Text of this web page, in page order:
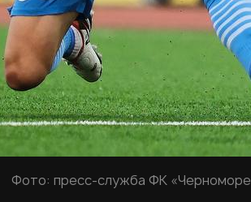
Фото: пресс-служба ФК